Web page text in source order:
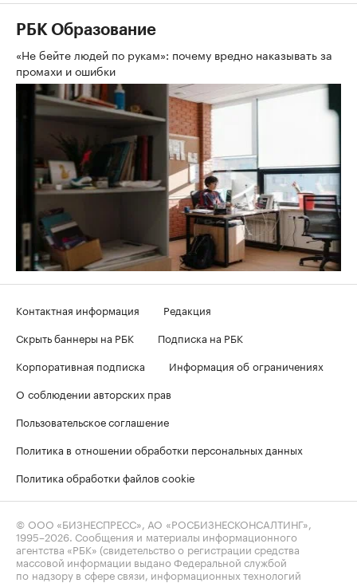
РБК Образование
«Не бейте людей по рукам»: почему вредно наказывать за
промахи и ошибки
Контактная информация
Редакция
Скрыть баннеры на РБК
Подписка на РБК
Корпоративная подписка
Информация об ограничениях
О соблюдении авторских прав
Пользовательское соглашение
Политика в отношении обработки персональных данных
Политика обработки файлов cookie
© ООО «БИЗНЕСПРЕСС», АО «РОСБИЗНЕСКОНСАЛТИНГ»,
1995–2026 . Сообщения и материалы информационного
агентства «РБК» (свидетельство о регистрации средства
массовой информации выдано Федеральной службой
по надзору в сфере связи, информационных технологий